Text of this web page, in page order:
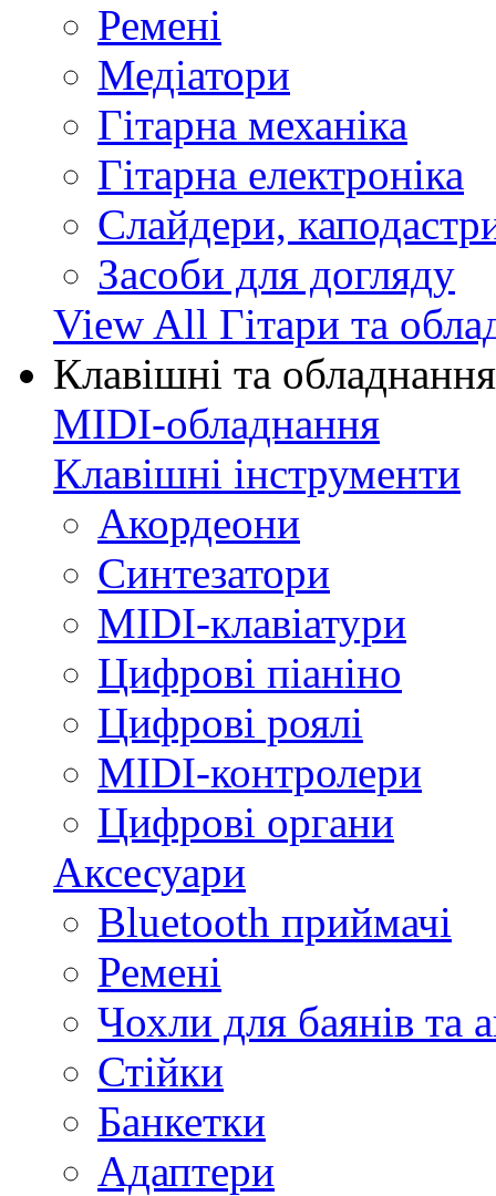
Ремені
Медіатори
Гітарна механіка
Гітарна електроніка
Слайдери,
Засоби для догляду
View All Гітари та
Клавішні та обладнання
MIDI-обладнання
Клавішні інструменти
Акордеони
Синтезатори
MIDI-клавіатури
Цифрові піаніно
Цифрові роялі
MIDI-контролери
Цифрові органи
Аксесуари
Bluetooth приймачі
Ремені
Чохли для баянів та
Стійки
Банкетки
Адаптери